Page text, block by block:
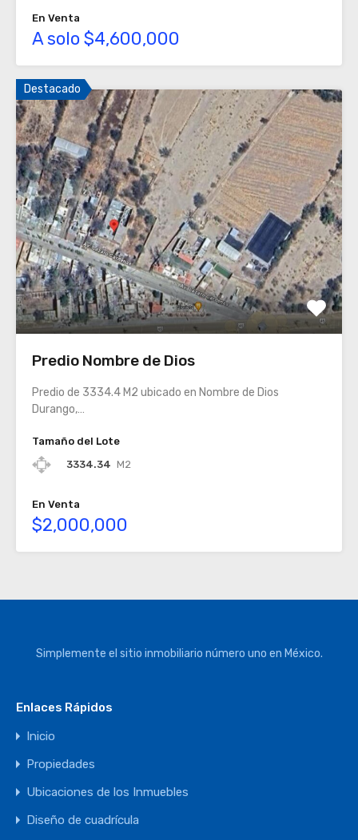
En Venta
A solo $4,600,000
Destacado
Predio Nombre de Dios
Predio de 3334.4 M2 ubicado en Nombre de Dios
Durango,…
Tamaño del Lote
3334.34 M2
En Venta
$2,000,000
Simplemente el sitio inmobiliario número uno en México.
Enlaces Rápidos
Inicio
Propiedades
Ubicaciones de los Inmuebles
Diseño de cuadrícula